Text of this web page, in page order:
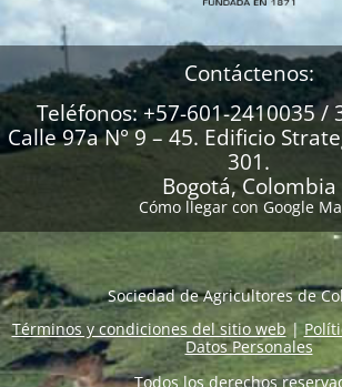
Contáctenos:
Teléfonos: +57-601-2410035 /
Calle 97a N° 9 – 45. Edificio
301.
Bogotá, Colombia
Cómo llegar con Google
Sociedad de Agricultores de
Términos y condiciones del sitio web|
Datos Personales
Todos los derechos